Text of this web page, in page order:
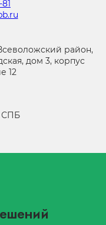
район,
дом 3, корпус
12
СПБ